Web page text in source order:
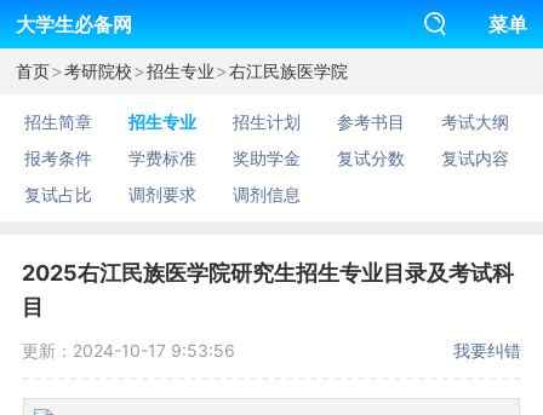
大学生必备网 菜单
首页>考研院校>招生专业>右江民族医学院
招生简章 招生专业 招生计划 参考书目
考试大纲
报考条件
学费标准 奖助学金 复试分数
复试内容
复试占比
调剂要求 调剂信息
2025右江民族医学院研究生招生专业目录及考试科
目
更新：2024-10-17 9:53:56 我要纠错